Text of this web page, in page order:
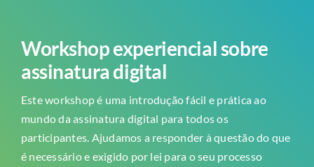
Workshop experiencial sobre
assinatura digital
Este workshop é uma introdução fácil e prática ao
mundo da assinatura digital para todos os
participantes. Ajudamos a responder à questão do que
é necessário e exigido por lei para o seu processo